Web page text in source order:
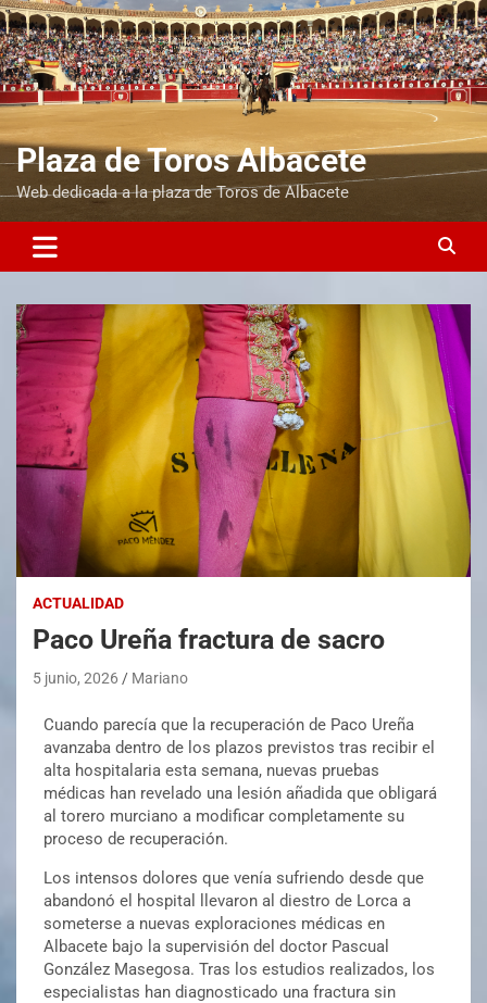
Plaza de Toros Albacete
Web dedicada a la plaza de Toros de Albacete
ACTUALIDAD
Paco Ureña fractura de sacro
5 junio, 2026 Mariano
Cuando parecía que la recuperación de Paco Ureña
avanzaba dentro de los plazos previstos tras recibir el
alta hospitalaria esta semana, nuevas pruebas
médicas han revelado una lesión añadida que obligará
al torero murciano a modificar completamente su
proceso de recuperación.
Los intensos dolores que venía sufriendo desde que
abandonó el hospital llevaron al diestro de Lorca a
someterse a nuevas exploraciones médicas en
Albacete bajo la supervisión del doctor Pascual
González Masegosa. Tras los estudios realizados, los
especialistas han diagnosticado una fractura sin